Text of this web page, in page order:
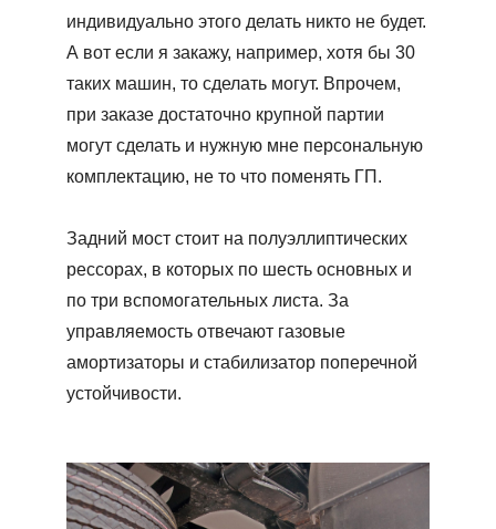
индивидуально этого делать никто не будет.
А вот если я закажу, например, хотя бы 30
таких машин, то сделать могут. Впрочем,
при заказе достаточно крупной партии
могут сделать и нужную мне персональную
комплектацию, не то что поменять ГП.
Задний мост стоит на полуэллиптических
рессорах, в которых по шесть основных и
по три вспомогательных листа. За
управляемость отвечают газовые
амортизаторы и стабилизатор поперечной
устойчивости.